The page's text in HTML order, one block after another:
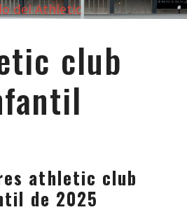
del Athletic
club
athletic club
de 2025